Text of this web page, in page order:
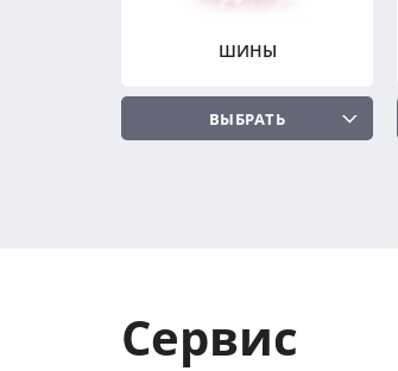
ШИНЫ
ВЫБРАТЬ
Сервис